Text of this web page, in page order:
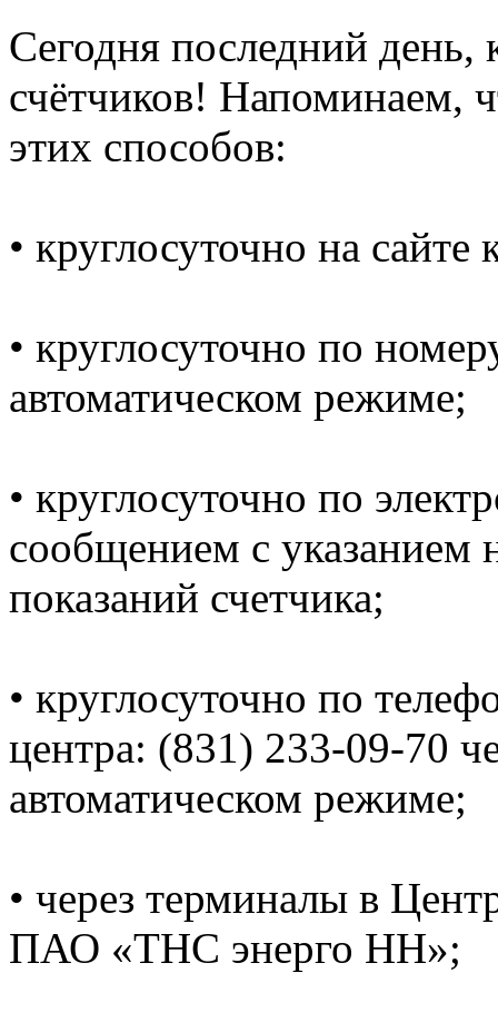
Сегодня последний
счётчиков! Напоминаем,
этих способов:
• круглосуточно на
• круглосуточно по
автоматическом режиме;
• круглосуточно по
сообщением с указанием
показаний счетчика;
• круглосуточно по
центра: (831) 233-09-70
автоматическом режиме;
• через терминалы в
ПАО «ТНС энерго НН»;